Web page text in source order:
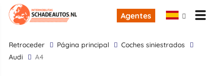
Agentes
retroceder Página principal
Coches siniestrados
Audi
A4